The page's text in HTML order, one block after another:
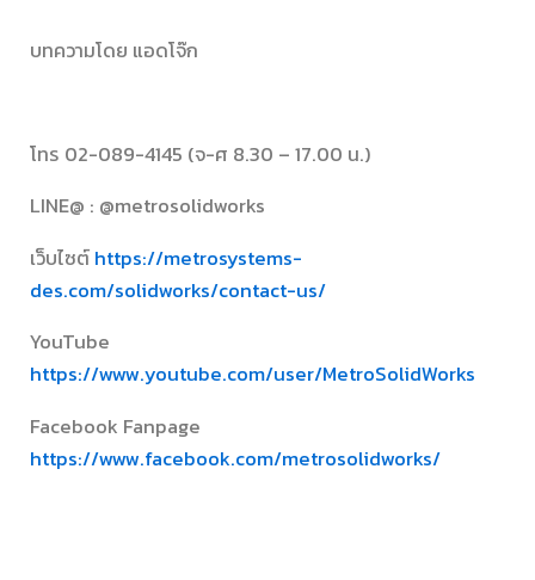
บทความโดย แอดโจ๊ก
โทร 02-089-4145 (จ-ศ 8.30 – 17.00 น.)
LINE@ : @metrosolidworks
เว็บไซต์ https://metrosystems-
des.com/solidworks/contact-us/
YouTube
https://www.youtube.com/user/MetroSolidWorks
Facebook Fanpage
https://www.facebook.com/metrosolidworks/